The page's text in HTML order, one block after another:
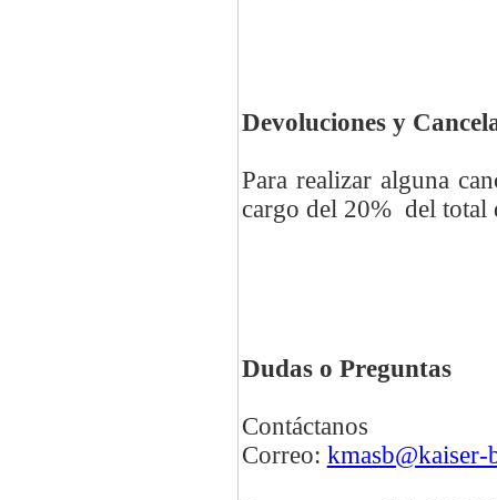
Devoluciones y
Para realizar alguna
cargo del 20% del total
Dudas o Preguntas
Contáctanos
Correo: